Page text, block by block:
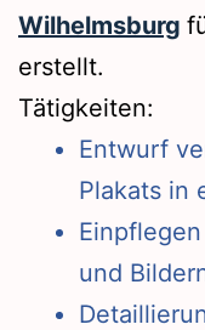
Wilhelmsburg
erstellt.
Tätigkeiten:
Entwurf
Plakats in
und